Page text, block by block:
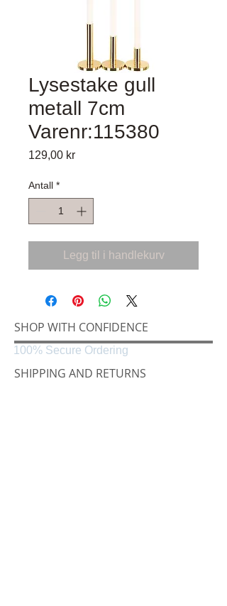
Lysestake gull
metall 7cm
Varenr:115380
129,00 krPris
Antall *
Legg til i handlekurv
SHOP WITH CONFIDENCE
SHIPPING AND RETURNS
100% Secure Ordering